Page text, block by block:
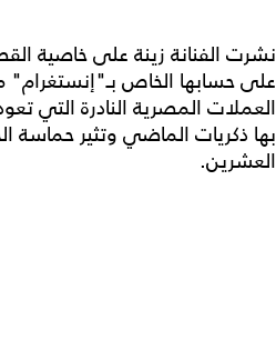
نشرت الفنانة زينة على خاصية
على حسابها الخاص
العملات المصرية النادرة التي
بها ذكريات الماضي وتثير حماسة
العشرين.